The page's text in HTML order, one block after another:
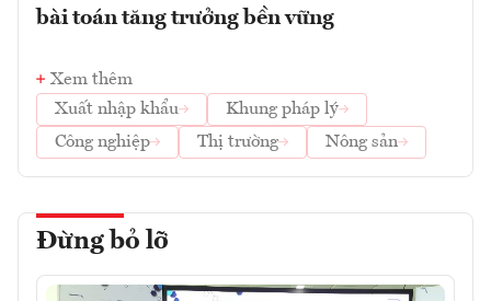
bài toán tăng trưởng bền vững
Xem thêm
Xuất nhập khẩu
Khung pháp lý
Công nghiệp
Thị trường Nông sản
Đừng bỏ lỡ